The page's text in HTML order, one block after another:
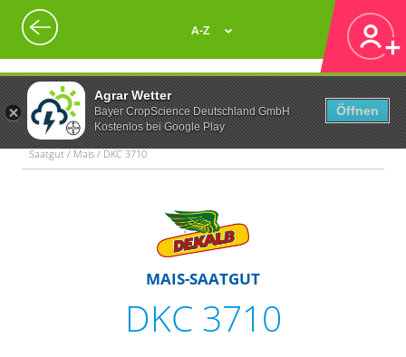
Agrar Wetter
Bayer CropScience Deutschland GmbH
Kostenlos bei Google Play
Öffnen
A-Z
Saatgut / Mais / DKC 3710
MAIS-SAATGUT
DKC 3710